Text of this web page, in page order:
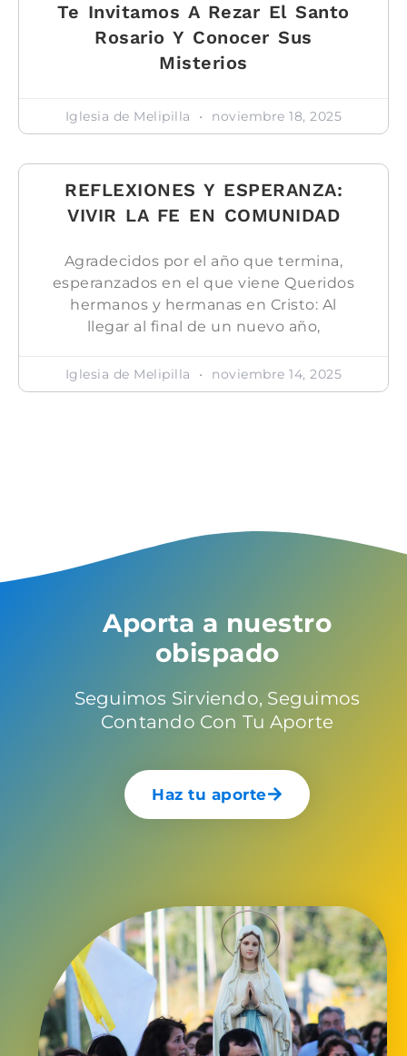
Te Invitamos A Rezar El Santo
Rosario Y Conocer Sus
Misterios
Iglesia de Melipilla noviembre 18, 2025
REFLEXIONES Y ESPERANZA:
VIVIR LA FE EN COMUNIDAD
Agradecidos por el año que termina,
esperanzados en el que viene Queridos
hermanos y hermanas en Cristo: Al
llegar al final de un nuevo año,
Iglesia de Melipilla noviembre 14, 2025
Aporta a nuestro
obispado
Seguimos Sirviendo, Seguimos
Contando Con Tu Aporte
Haz tu aporte